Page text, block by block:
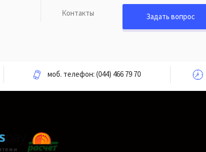
Контакты
Задать вопрос
моб. телефон:(044) 466 79 70